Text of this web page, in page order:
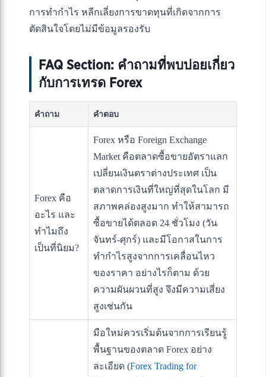
การทำกำไร หลีกเลี่ยงการขาดทุนที่เกิดจากการ
ตัดสินใจโดยไม่มีข้อมูลรองรับ
FAQ Section: คำถามที่พบบ่อยเกี่ยว
กับการเทรด Forex
คำถาม คำตอบ
Forex คือ
อะไร และ
ทำไมถึง
เป็นที่นิยม?
Forex หรือ Foreign Exchange
Market คือตลาดซื้อขายอัตราแลก
เปลี่ยนเงินตราต่างประเทศ เป็น
ตลาดการเงินที่ใหญ่ที่สุดในโลก มี
สภาพคล่องสูงมาก ทำให้สามารถ
ซื้อขายได้ตลอด 24 ชั่วโมง (วัน
จันทร์-ศุกร์) และมีโอกาสในการ
ทำกำไรสูงจากการเคลื่อนไหว
ของราคา อย่างไรก็ตาม ด้วย
ความผันผวนที่สูง จึงมีความเสี่ยง
สูงเช่นกัน
มือใหม่ควรเริ่มต้นจากการเรียนรู้
พื้นฐานของตลาด Forex อย่าง
ละเอียด (Forex Trading for